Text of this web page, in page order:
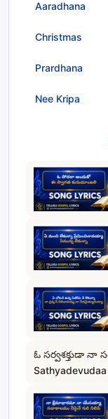
Aaradhana
Christmas
Prardhana
Nee Kripa
ఓ సర్వశక్తుడా నా